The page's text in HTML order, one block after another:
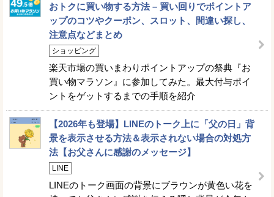
おトクに買い物する方法 – 買い回りでポイントア
ップのコツやクーポン、スロット、間違い探し、
注意点などまとめ
ショッピング
楽天市場の買いまわりポイントアップの祭典『お
買い物マラソン』に参加してみた。最大付与ポイ
ントをゲットするまでの手順を紹介
【2026年も登場】LINEのトーク上に「父の日」背
景を表示させる方法＆表示されない場合の対処方
法【お父さんに感謝のメッセージ】
LINE
LINEのトーク画面の背景にブラウンが黄色い花を